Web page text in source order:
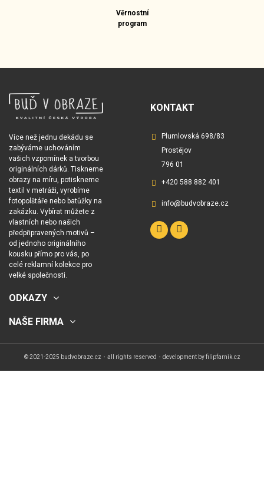
Věrnostní
program
Více než jednu dekádu se
zabýváme uchováním
vašich vzpomínek a tvorbou
originálních dárků. Tiskneme
obrazy na míru, potiskneme
textil v metráži, vyrobíme
fotopolštáře nebo batůžky na
zakázku. Vybírat můžete z
vlastních nebo našich
předpřipravených motivů –
od jednoho originálního
kousku přímo pro vás, po
celé reklamní kolekce pro
velké společnosti.
KONTAKT
Plumlovská 698/83
Prostějov
796 01
+420 588 882 401
info@budvobraze.cz
ODKAZY
NAŠE FIRMA
© 2021-2025 budvobraze.cz・all rights reserved・development byfilipfarnik.cz